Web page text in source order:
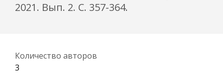
2021. Вып. 2. С. 357-364.
Количество авторов
3